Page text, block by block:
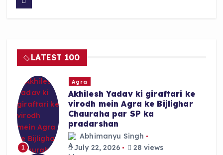
o
o
k
p
p
LATEST 100
1
Agra
Akhilesh Yadav ki giraftari ke
virodh mein Agra ke Bijlighar
Chauraha par SP ka
pradarshan
Abhimanyu Singh
July 22, 2026
28 views